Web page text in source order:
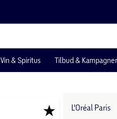
Vin & Spiritus Tilbud & Kampagner
L'Oréal Paris